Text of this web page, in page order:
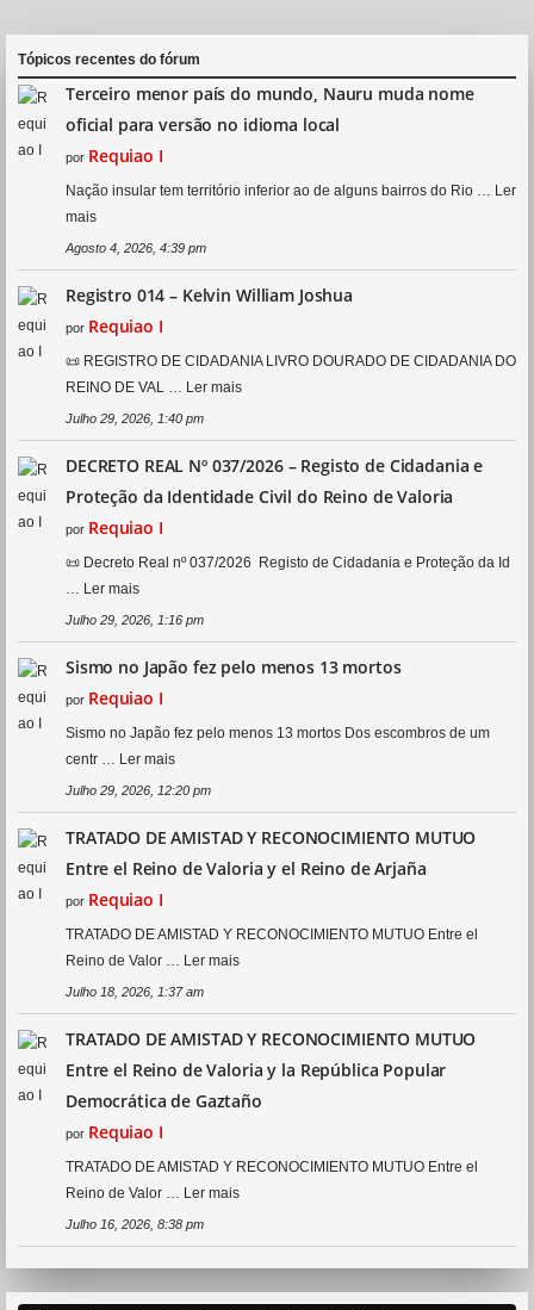
o
.
Tópicos recentes do fórum
Terceiro menor país do mundo, Nauru muda nome
oficial para versão no idioma local
por Requiao I
Nação insular tem território inferior ao de alguns bairros do Rio … Ler
mais
Agosto 4, 2026, 4:39 pm
Registro 014 – Kelvin William Joshua
por Requiao I
📜 REGISTRO DE CIDADANIA LIVRO DOURADO DE CIDADANIA DO
REINO DE VAL … Ler mais
Julho 29, 2026, 1:40 pm
DECRETO REAL Nº 037/2026 – Registo de Cidadania e
Proteção da Identidade Civil do Reino de Valoria
por Requiao I
📜 Decreto Real nº 037/2026 Registo de Cidadania e Proteção da Id
… Ler mais
Julho 29, 2026, 1:16 pm
Sismo no Japão fez pelo menos 13 mortos
por Requiao I
Sismo no Japão fez pelo menos 13 mortos Dos escombros de um
centr … Ler mais
Julho 29, 2026, 12:20 pm
TRATADO DE AMISTAD Y RECONOCIMIENTO MUTUO
Entre el Reino de Valoria y el Reino de Arjaña
por Requiao I
TRATADO DE AMISTAD Y RECONOCIMIENTO MUTUO Entre el
Reino de Valor … Ler mais
Julho 18, 2026, 1:37 am
TRATADO DE AMISTAD Y RECONOCIMIENTO MUTUO
Entre el Reino de Valoria y la República Popular
Democrática de Gaztaño
por Requiao I
TRATADO DE AMISTAD Y RECONOCIMIENTO MUTUO Entre el
Reino de Valor … Ler mais
Julho 16, 2026, 8:38 pm